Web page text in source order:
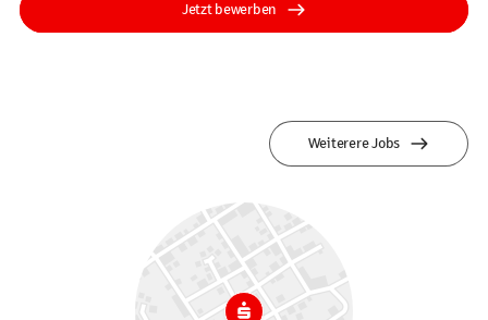
Jetzt bewerben
Weiterere Jobs